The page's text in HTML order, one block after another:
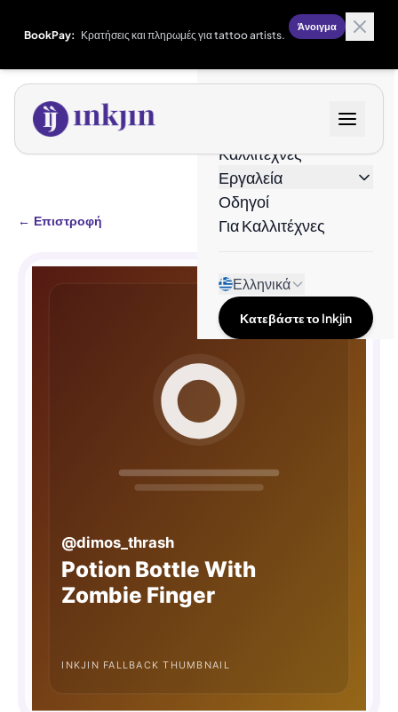
BookPay: Κρατήσεις και πληρωμές για tattoo artists.
Άνοιγμα
Καλλιτέχνες
Εργαλεία
Οδηγοί
Για Καλλιτέχνες
Ελληνικά
Κατεβάστε το Inkjin
← Επιστροφή